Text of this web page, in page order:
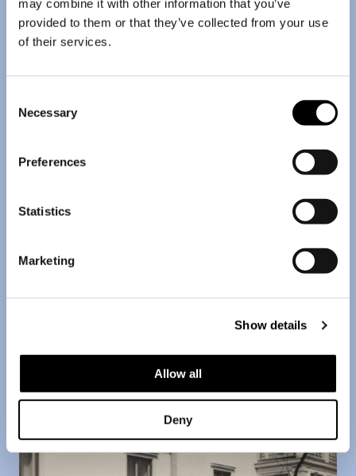
may combine it with other information that you’ve
provided to them or that they’ve collected from your use
of their services.
Selection
Necessary
Preferences
Statistics
Marketing
Show details
Allow all
Deny